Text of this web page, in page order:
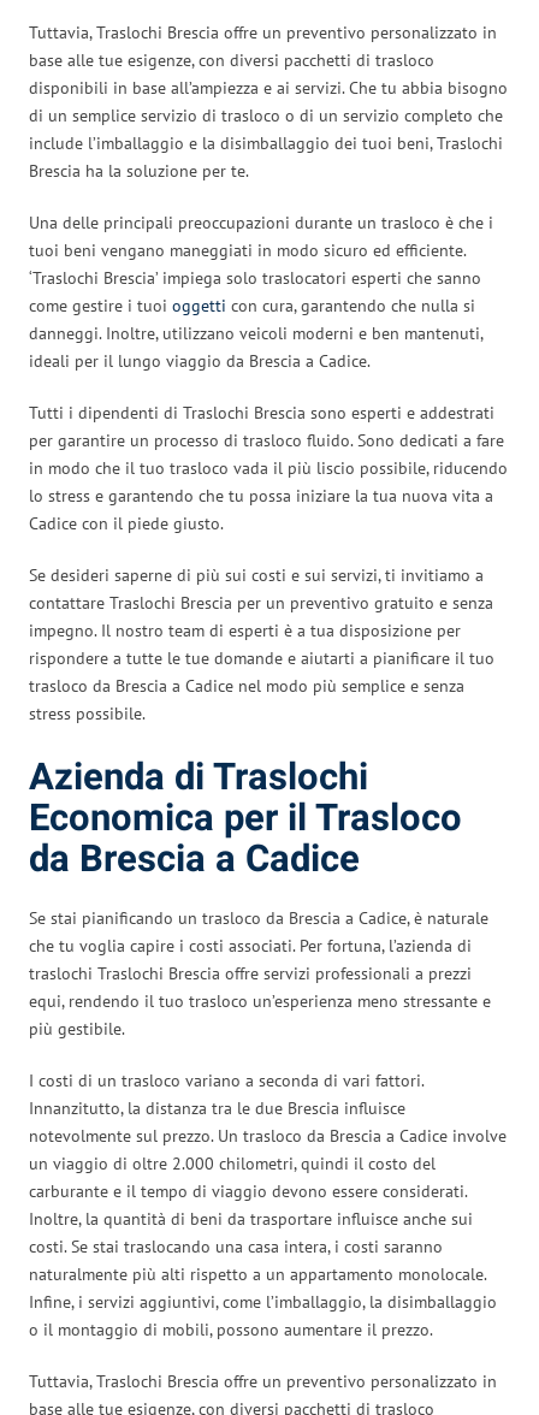
Tuttavia, Traslochi Brescia offre un preventivo personalizzato in
base alle tue esigenze, con diversi pacchetti di trasloco
disponibili in base all’ampiezza e ai servizi. Che tu abbia bisogno
di un semplice servizio di trasloco o di un servizio completo che
include l’imballaggio e la disimballaggio dei tuoi beni, Traslochi
Brescia ha la soluzione per te.
Una delle principali preoccupazioni durante un trasloco è che i
tuoi beni vengano maneggiati in modo sicuro ed efficiente.
‘Traslochi Brescia’ impiega solo traslocatori esperti che sanno
come gestire i tuoi oggetti con cura, garantendo che nulla si
danneggi. Inoltre, utilizzano veicoli moderni e ben mantenuti,
ideali per il lungo viaggio da Brescia a Cadice.
Tutti i dipendenti di Traslochi Brescia sono esperti e addestrati
per garantire un processo di trasloco fluido. Sono dedicati a fare
in modo che il tuo trasloco vada il più liscio possibile, riducendo
lo stress e garantendo che tu possa iniziare la tua nuova vita a
Cadice con il piede giusto.
Se desideri saperne di più sui costi e sui servizi, ti invitiamo a
contattare Traslochi Brescia per un preventivo gratuito e senza
impegno. Il nostro team di esperti è a tua disposizione per
rispondere a tutte le tue domande e aiutarti a pianificare il tuo
trasloco da Brescia a Cadice nel modo più semplice e senza
stress possibile.
Azienda di Traslochi
Economica per il Trasloco
da Brescia a Cadice
Se stai pianificando un trasloco da Brescia a Cadice, è naturale
che tu voglia capire i costi associati. Per fortuna, l’azienda di
traslochi Traslochi Brescia offre servizi professionali a prezzi
equi, rendendo il tuo trasloco un’esperienza meno stressante e
più gestibile.
I costi di un trasloco variano a seconda di vari fattori.
Innanzitutto, la distanza tra le due Brescia influisce
notevolmente sul prezzo. Un trasloco da Brescia a Cadice involve
un viaggio di oltre 2.000 chilometri, quindi il costo del
carburante e il tempo di viaggio devono essere considerati.
Inoltre, la quantità di beni da trasportare influisce anche sui
costi. Se stai traslocando una casa intera, i costi saranno
naturalmente più alti rispetto a un appartamento monolocale.
Infine, i servizi aggiuntivi, come l’imballaggio, la disimballaggio
o il montaggio di mobili, possono aumentare il prezzo.
Tuttavia, Traslochi Brescia offre un preventivo personalizzato in
base alle tue esigenze, con diversi pacchetti di trasloco